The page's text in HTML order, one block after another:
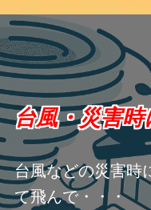
台風・災害
台風などの災害時
て飛んで・・・